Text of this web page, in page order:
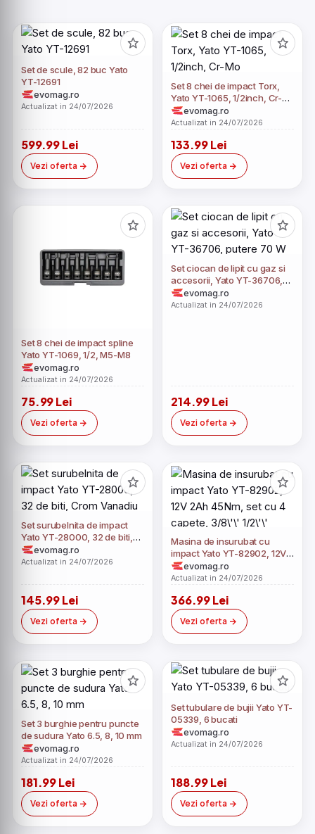
Set de scule, 82 buc Yato
YT-12691
evomag.ro
Actualizat in 24/07/2026
599.99 Lei
Vezi oferta
Set 8 chei de impact Torx,
Yato YT-1065, 1/2inch, Cr-
Moevomag.ro
Actualizat in 24/07/2026
133.99 Lei
Vezi oferta
Set 8 chei de impact spline
Yato YT-1069, 1/2, M5-M8
evomag.ro
Actualizat in 24/07/2026
75.99 Lei
Vezi oferta
Set ciocan de lipit cu gaz si
accesorii, Yato YT-36706,
putere 70 W
evomag.ro
Actualizat in 24/07/2026
214.99 Lei
Vezi oferta
Set surubelnita de impact
Yato YT-28000, 32 de biti,
Crom Vanadiu
evomag.ro
Actualizat in 24/07/2026
145.99 Lei
Vezi oferta
Masina de insurubat cu
impact Yato YT-82902, 12V
2Ah 45Nm, set cu 4 capete,
3/8\'\' 1/2\'\'
evomag.ro
Actualizat in 24/07/2026
366.99 Lei
Vezi oferta
Set 3 burghie pentru puncte
de sudura Yato 6.5, 8, 10 mm
evomag.ro
Actualizat in 24/07/2026
181.99 Lei
Vezi oferta
Set tubulare de bujii Yato YT-
05339, 6 bucati
evomag.ro
Actualizat in 24/07/2026
188.99 Lei
Vezi oferta